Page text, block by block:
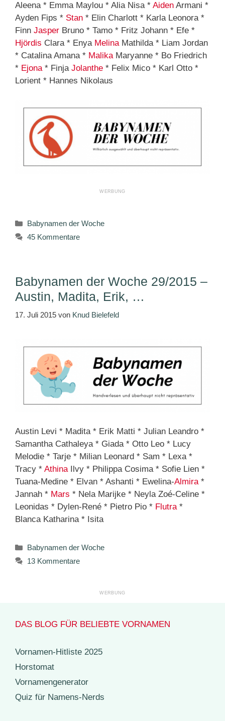
Aleena * Emma Maylou * Alia Nisa * Aiden Armani *
Ayden Fips * Stan * Elin Charlott * Karla Leonora *
Finn Jasper Bruno * Tamo * Fritz Johann * Efe *
Hjördis Clara * Enya MelinaMathilda * Liam Jordan
* Catalina Amana * MalikaMaryanne * Bo Friedrich
* Ejona* Finja Jolanthe * Felix Mico * Karl Otto *
Lorient * Hannes Nikolaus
Kategorien
Babynamen der Woche
45 Kommentare
Babynamen der Woche 29/2015 –
Austin, Madita, Erik, …
17. Juli 2015 von Knud Bielefeld
Austin Levi * Madita * Erik Matti * Julian Leandro *
Samantha Cathaleya * Giada * Otto Leo * Lucy
Melodie * Tarje * Milian Leonard * Sam * Lexa *
Tracy * AthinaIlvy * Philippa Cosima * Sofie Lien *
Tuana-Medine * Elvan * Ashanti * Ewelina-Almira*
Jannah * Mars * Nela Marijke * Neyla Zoé-Celine *
Leonidas * Dylen-René * Pietro Pio * Flutra*
Blanca Katharina * Isita
Kategorien
Babynamen der Woche
13 Kommentare
DAS BLOG FÜR BELIEBTE VORNAMEN
Vornamen-Hitliste 2025
Horstomat
Vornamengenerator
Quiz für Namens-Nerds